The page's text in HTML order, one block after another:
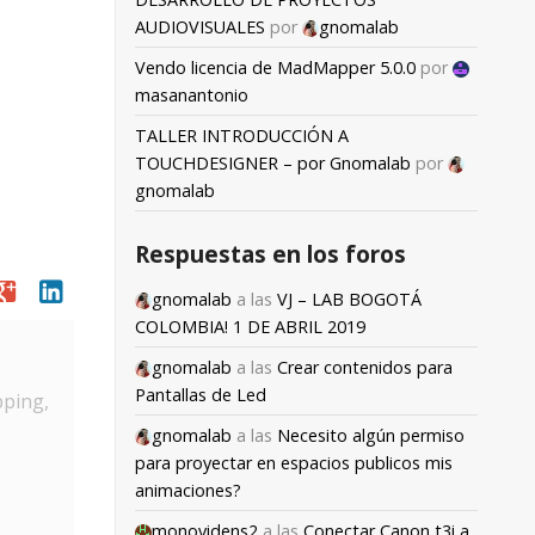
linkedin
AUDIOVISUALES por
gnomalab
Vendo licencia de MadMapper 5.0.0 por
masanantonio
TALLER INTRODUCCIÓN A
TOUCHDESIGNER – por Gnomalab por
gnomalab
Respuestas en los foros
gnomalab a las VJ – LAB BOGOTÁ
COLOMBIA! 1 DE ABRIL 2019
gnomalab a las Crear contenidos para
Pantallas de Led
gnomalab a las Necesito algún permiso
para proyectar en espacios publicos mis
animaciones?